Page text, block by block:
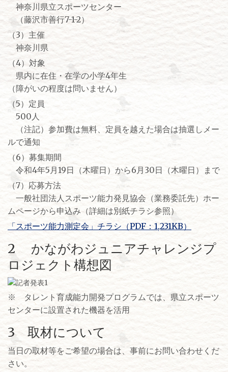
神奈川県立スポーツセンター
（藤沢市善行7-1-2）
（3）主催
神奈川県
（4）対象
県内に在住・在学の小学4年生
（障がいの程度は問いません）
（5）定員
500人
（注記）参加費は無料、定員を越えた場合は抽選しメー
ルで通知
（6）募集期間
令和4年5月19日（木曜日）から6月30日（木曜日）まで
（7）応募方法
一般社団法人スポーツ能力発見協会（業務委託先）ホー
ムページから申込み（詳細は別紙チラシ参照）
「スポーツ能力測定会」チラシ（PDF：1,231KB）
2 かながわジュニアチャレンジプ
ロジェクト構想図
※ タレント育成能力開発プログラムでは、県立スポーツ
センターに設置された機器を活用
3 取材について
当日の取材等をご希望の場合は、事前にお問い合わせくだ
さい。